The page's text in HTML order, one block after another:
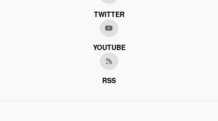
TWITTER
YOUTUBE
RSS